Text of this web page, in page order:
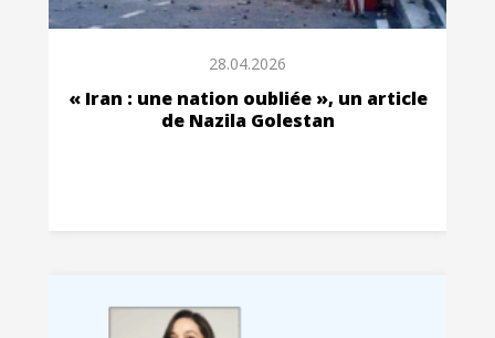
28.04.2026
« Iran : une nation oubliée », un article
de Nazila Golestan